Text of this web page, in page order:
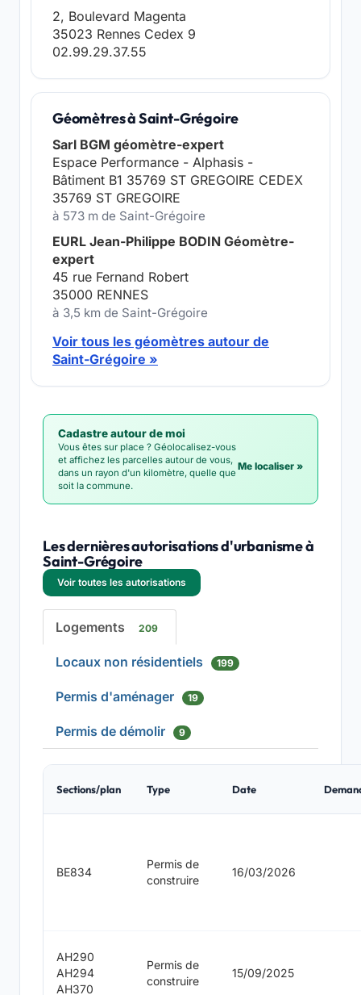
2, Boulevard Magenta
35023 Rennes Cedex 9
02.99.29.37.55
Géomètres à Saint-Grégoire
Sarl BGM géomètre-expert
Espace Performance - Alphasis -
Bâtiment B1 35769 ST GREGOIRE CEDEX
35769 ST GREGOIRE
à 573 m de Saint-Grégoire
EURL Jean-Philippe BODIN Géomètre-
expert
45 rue Fernand Robert
35000 RENNES
à 3,5 km de Saint-Grégoire
Voir tous les géomètres autour de
Saint-Grégoire »
Cadastre autour de moi
Vous êtes sur place ? Géolocalisez-vous
et affichez les parcelles autour de vous,
dans un rayon d'un kilomètre, quelle que
soit la commune.
Me localiser »
Les dernières autorisations d'urbanisme à
Saint-Grégoire
Voir toutes les autorisations
Logements 209
Locaux non résidentiels 199
Permis d'aménager 19
Permis de démolir 9
Sections/plan Type Date
BE834
Permis de
construire
16/03/2026
AH290
AH294
AH370
Permis de
construire
15/09/2025